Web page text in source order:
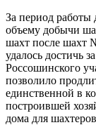
За период
объему добычи
шахт после шахт
удалось достичь
Россошинского
позволило
единственной в
построившей
дома для